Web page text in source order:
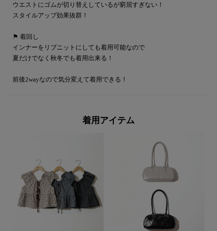
ウエストにゴムが切り替えしているが窮屈すぎない！
スタイルアップ効果抜群！
⚑ 着回し
インナーをリブニットにしても着用可能なので
夏だけでなく秋冬でも着用出来る！
前後2wayなので気分変えて着用できる！
着用アイテム